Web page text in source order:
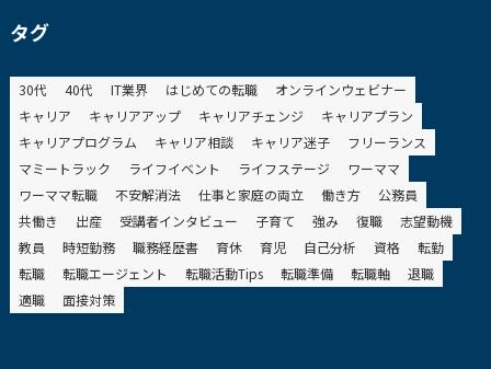
タグ
30代 40代 IT業界 はじめての転職
オンラインウェビナー
キャリア
キャリアアップ キャリアチェンジ
キャリアプラン
キャリアプログラム
キャリア相談 キャリア迷子
フリーランス
マミートラック
ライフイベント ライフステージ
ワーママ
ワーママ転職
不安解消法 仕事と家庭の両立 働き方
公務員
共働き
出産 受講者インタビュー 子育て 強み 復職
志望動機
教員
時短勤務 職務経歴書 育休 育児 自己分析 資格
転勤
転職
転職エージェント 転職活動Tips 転職準備 転職軸
退職
適職
面接対策